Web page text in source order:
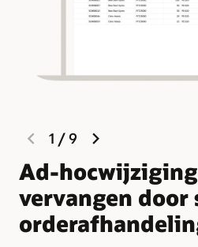
previous
slide
1 /9
Ad-
vervangen door